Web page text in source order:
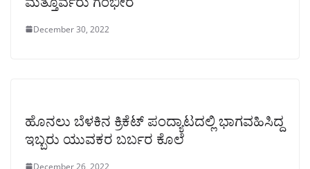
December 30, 2022
ಹೊನಲು ಬೆಳಕಿನ ಕ್ರಿಕೆಟ್ ಪಂದ್ಯಾಟದಲ್ಲಿ ಭಾಗವಹಿಸಿದ್ದ
ಇಬ್ಬರು ಯುವಕರ ಬರ್ಬರ ಕೊಲೆ
December 26, 2022